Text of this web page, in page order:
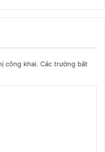
công khai. Các trường bắt